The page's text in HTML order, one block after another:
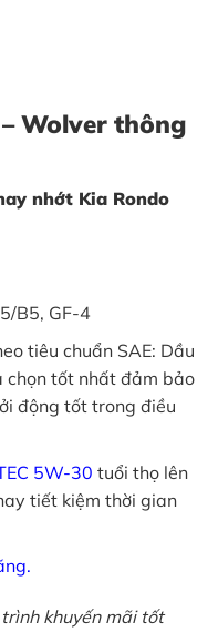
Wolver thông
nhớt Kia Rondo
B5, GF-4
tiêu chuẩn SAE: Dầu
chọn tốt nhất đảm bảo
động tốt trong điều
5W-30 tuổi thọ lên
tiết kiệm thời gian
khuyến mãi tốt